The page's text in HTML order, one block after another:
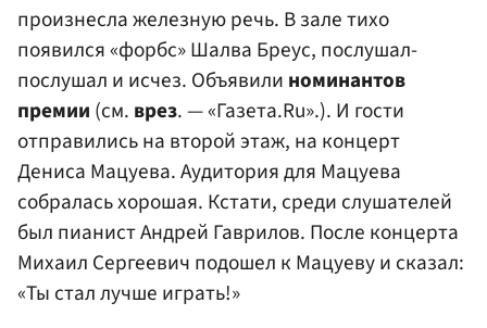
произнесла железную речь. В зале тихо
появился «форбс»Шалва Бреус, послушал-
послушал и исчез. Объявили номинантов
премии (см. врез. — «Газета.Ru».). И гости
отправились на второй этаж, на концерт
Дениса Мацуева. Аудитория для Мацуева
собралась хорошая. Кстати, среди слушателей
был пианистАндрей Гаврилов. После концерта
Михаил Сергеевич подошел к Мацуеву и сказал:
«Ты стал лучше играть!»